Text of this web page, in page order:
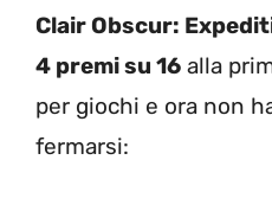
Clair Obscur:
4 premi su 16 alla
per giochi e ora non
fermarsi: